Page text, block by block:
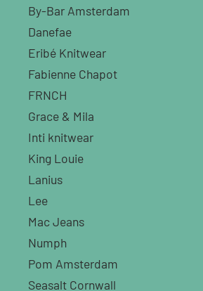
By-Bar Amsterdam
Danefae
Eribé Knitwear
Fabienne Chapot
FRNCH
Grace & Mila
Inti knitwear
King Louie
Lanius
Lee
Mac Jeans
Numph
Pom Amsterdam
Seasalt Cornwall